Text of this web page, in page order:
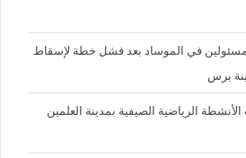
إقالة مسئولين في الموساد بعد فشل خطة لإسقاط
برس
الرياضية الصيفية بمدينة العلمين